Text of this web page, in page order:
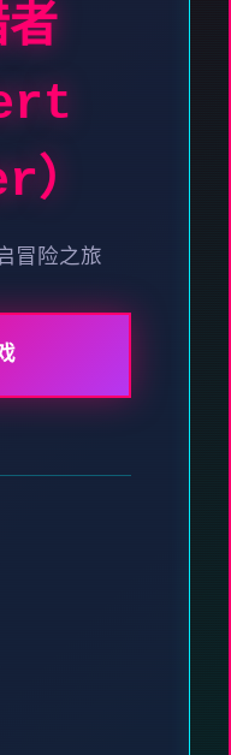
冒险之旅